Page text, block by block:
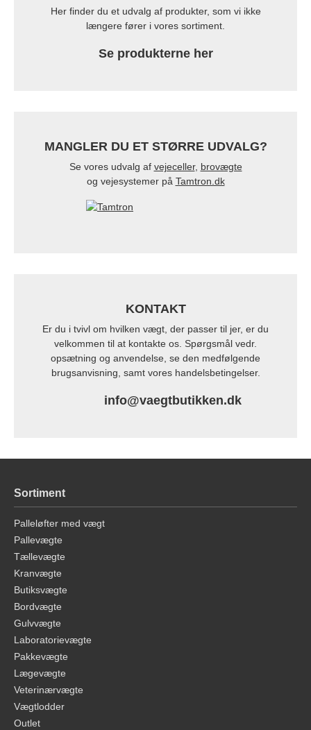
Her finder du et udvalg af produkter, som vi ikke
længere fører i vores sortiment.
Se produkterne her
MANGLER DU ET STØRRE UDVALG?
Se vores udvalg af vejeceller, brovægte
og vejesystemer på Tamtron.dk
KONTAKT
Er du i tvivl om hvilken vægt, der passer til jer, er du
velkommen til at kontakte os. Spørgsmål vedr.
opsætning og anvendelse, se den medfølgende
brugsanvisning, samt vores handelsbetingelser.
info@vaegtbutikken.dk
Sortiment
Palleløfter med vægt
Pallevægte
Tællevægte
Kranvægte
Butiksvægte
Bordvægte
Gulvvægte
Laboratorievægte
Pakkevægte
Lægevægte
Veterinærvægte
Vægtlodder
Outlet